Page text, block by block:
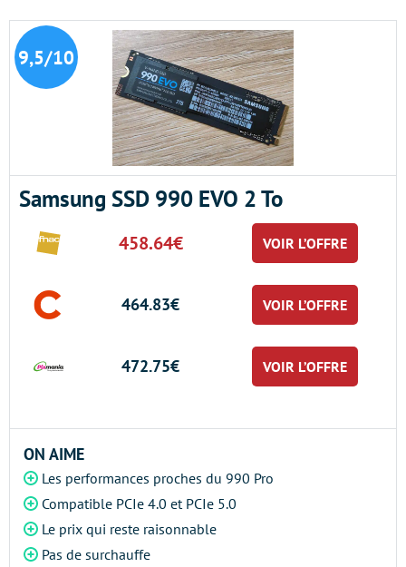
9,5/10
Samsung SSD 990 EVO 2 To
458.64€ VOIR L’OFFRE
464.83€ VOIR L’OFFRE
472.75€ VOIR L’OFFRE
ON AIME
Les performances proches du 990 Pro
Compatible PCIe 4.0 et PCIe 5.0
Le prix qui reste raisonnable
Pas de surchauffe